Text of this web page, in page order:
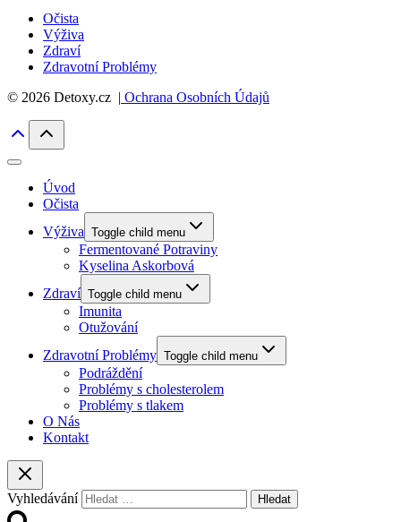
Očista
Výživa
Zdraví
Zdravotní Problémy
© 2026 Detoxy.cz | Ochrana Osobních Údajů
Úvod
Očista
Výživa Toggle child menu
Fermentované Potraviny
Kyselina Askorbová
Zdraví Toggle child menu
Imunita
Otužování
Zdravotní Problémy Toggle child menu
Podráždění
Problémy s cholesterolem
Problémy s tlakem
O Nás
Kontakt
Vyhledávání